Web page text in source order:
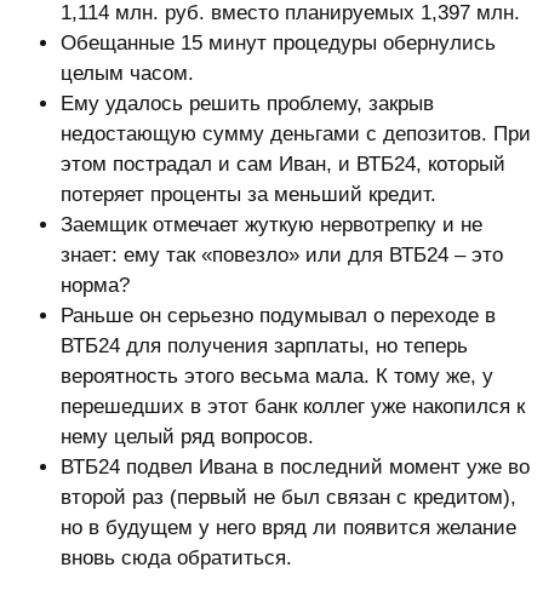
1,114 млн. руб. вместо планируемых 1,397 млн.
Обещанные 15 минут процедуры обернулись
целым часом.
Ему удалось решить проблему, закрыв
недостающую сумму деньгами с депозитов. При
этом пострадал и сам Иван, и ВТБ24, который
потеряет проценты за меньший кредит.
Заемщик отмечает жуткую нервотрепку и не
знает: ему так «повезло» или для ВТБ24 – это
норма?
Раньше он серьезно подумывал о переходе в
ВТБ24 для получения зарплаты, но теперь
вероятность этого весьма мала. К тому же, у
перешедших в этот банк коллег уже накопился к
нему целый ряд вопросов.
ВТБ24 подвел Ивана в последний момент уже во
второй раз (первый не был связан с кредитом),
но в будущем у него вряд ли появится желание
вновь сюда обратиться.